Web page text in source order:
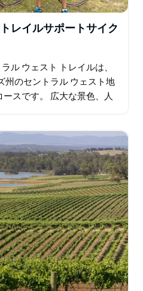
レイルサポートサイク
ル ウェスト トレイルは、
州のセントラル ウェスト地
スです。 広大な景色、人